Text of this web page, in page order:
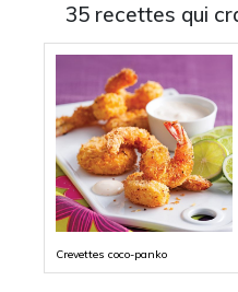
35 recettes qui
Crevettes coco-panko